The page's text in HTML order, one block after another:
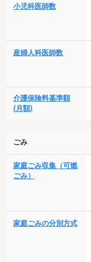
小児科医師数
産婦人科医師数
介護保険料基準額
(月額)
ごみ
家庭ごみ収集（可燃
ごみ）
家庭ごみの分別方式